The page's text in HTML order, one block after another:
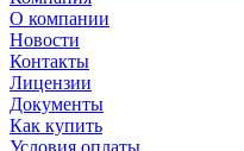
О компании
Новости
Контакты
Лицензии
Документы
Как купить
Условия оплаты